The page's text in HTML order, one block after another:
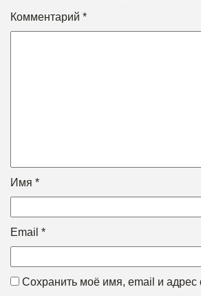
Комментарий *
Имя *
Email *
Сохранить моё имя, email и